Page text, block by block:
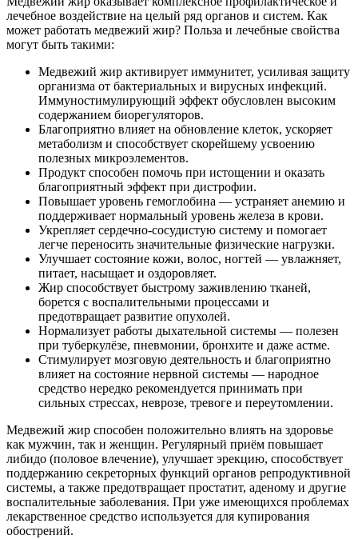
лечебное воздействие на целый ряд органов и систем. Как
может работать медвежий жир? Польза и лечебные свойства
могут быть такими:
Медвежий жир активирует иммунитет, усиливая защиту
организма от бактериальных и вирусных инфекций.
Иммуностимулирующий эффект обусловлен высоким
содержанием биорегуляторов.
Благоприятно влияет на обновление клеток, ускоряет
метаболизм и способствует скорейшему усвоению
полезных микроэлементов.
Продукт способен помочь при истощении и оказать
благоприятный эффект при дистрофии.
Повышает уровень гемоглобина — устраняет анемию и
поддерживает нормальный уровень железа в крови.
Укрепляет сердечно-сосудистую систему и помогает
легче переносить значительные физические нагрузки.
Улучшает состояние кожи, волос, ногтей — увлажняет,
питает, насыщает и оздоровляет.
Жир способствует быстрому заживлению тканей,
борется с воспалительными процессами и
предотвращает развитие опухолей.
Нормализует работы дыхательной системы — полезен
при туберкулёзе, пневмонии, бронхите и даже астме.
Стимулирует мозговую деятельность и благоприятно
влияет на состояние нервной системы — народное
средство нередко рекомендуется принимать при
сильных стрессах, неврозе, тревоге и переутомлении.
Медвежий жир способен положительно влиять на здоровье
как мужчин, так и женщин. Регулярный приём повышает
либидо (половое влечение), улучшает эрекцию, способствует
поддержанию секреторных функций органов репродуктивной
системы, а также предотвращает простатит, аденому и другие
воспалительные заболевания. При уже имеющихся проблемах
лекарственное средство используется для купирования
обострений.